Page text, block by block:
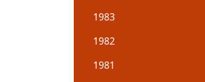
1983
1982
1981